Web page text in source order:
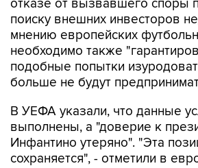
отказе от вызвавшего споры
поиску внешних инвесторов
мнению европейских
необходимо также
подобные попытки
больше не будут
В УЕФА указали, что данные
выполнены, а "доверие к
Инфантино утеряно". "Эта
сохраняется", - отметили в